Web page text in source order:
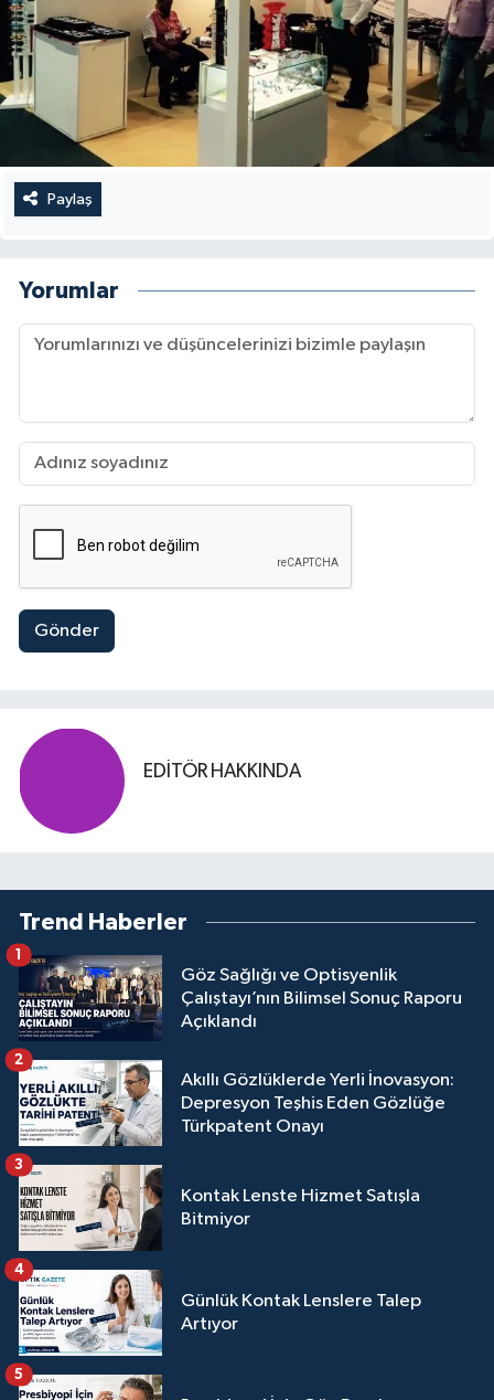
Paylaş
Yorumlar
Gönder
EDITÖR HAKKINDA
Trend Haberler
Göz Sağlığı ve Optisyenlik
Çalıştayı’nın Bilimsel Sonuç Raporu
Açıklandı
1
Akıllı Gözlüklerde Yerli İnovasyon:
Depresyon Teşhis Eden Gözlüğe
Türkpatent Onayı
2
Kontak Lenste Hizmet Satışla
Bitmiyor
3
Günlük Kontak Lenslere Talep
Artıyor
4
5